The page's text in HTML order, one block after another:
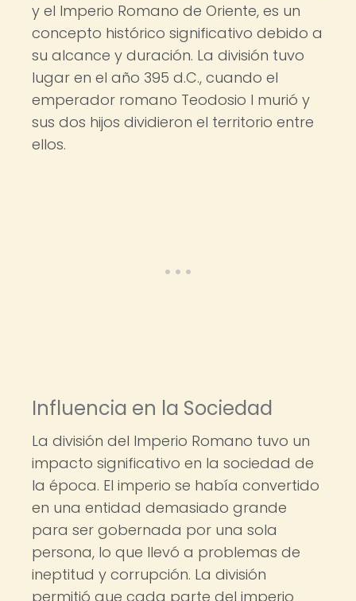
y el Imperio Romano de Oriente, es un
concepto histórico significativo debido a
su alcance y duración. La división tuvo
lugar en el año 395 d.C., cuando el
emperador romano Teodosio I murió y
sus dos hijos dividieron el territorio entre
ellos.
Influencia en la Sociedad
La división del Imperio Romano tuvo un
impacto significativo en la sociedad de
la época. El imperio se había convertido
en una entidad demasiado grande
para ser gobernada por una sola
persona, lo que llevó a problemas de
ineptitud y corrupción. La división
permitió que cada parte del imperio